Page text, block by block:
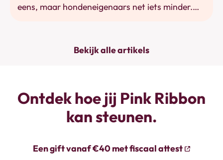
Bekijk alle artikels
eens, maar hondeneigenaars net iets minder.
Ontdek hoe jij Pink Ribbon
kan steunen.
Een gift vanaf €40 met fiscaal attest